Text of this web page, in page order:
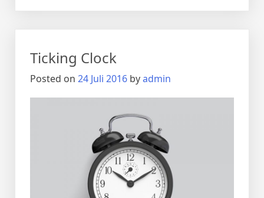
Ticking Clock
Posted on 24 Juli 2016 byadmin